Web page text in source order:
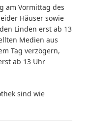
am Vormittag des
Häuser sowie
Linden erst ab 13
Medien aus
Tag verzögern,
ab 13 Uhr
sind wie